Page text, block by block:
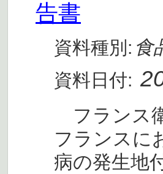
告書
資料種別: 食
資料日付:
フランス
フランスに
病の発生地